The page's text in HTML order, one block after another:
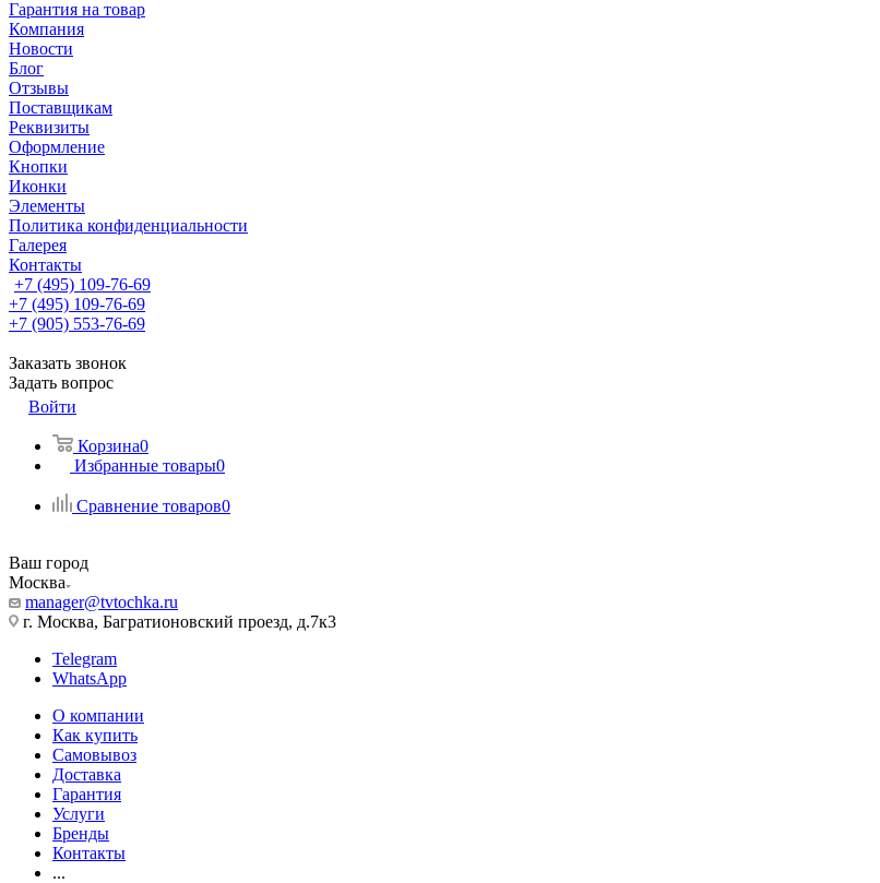
Гарантия на товар
Компания
Новости
Блог
Отзывы
Поставщикам
Реквизиты
Оформление
Кнопки
Иконки
Элементы
Политика конфиденциальности
Галерея
Контакты
+7 (495) 109-76-69
+7 (495) 109-76-69
+7 (905) 553-76-69
Заказать звонок
Задать вопрос
Войти
Корзина0
Избранные товары0
Сравнение товаров0
Ваш город
Москва
manager@tvtochka.ru
г. Москва, Багратионовский проезд, д.7к3
Telegram
WhatsApp
О компании
Как купить
Самовывоз
Доставка
Гарантия
Услуги
Бренды
Контакты
...